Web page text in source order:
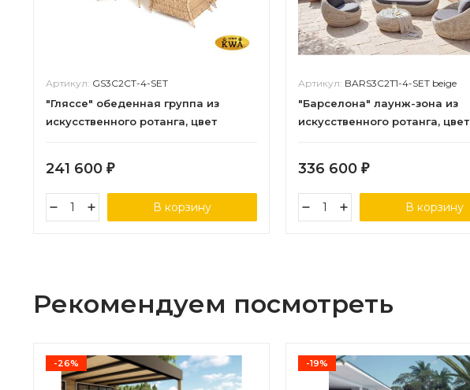
Артикул: GS3C2СT-4-SET
"Гляссе" обеденная группа из
искусственного ротанга, цвет
241 600 ₽
В корзину
Артикул: BARS3C2T1-4-SET beige
"Барселона" лаунж-зона из
искусственного ротанга, цвет
336 600 ₽
В корзину
Рекомендуем посмотреть
-26% -19%